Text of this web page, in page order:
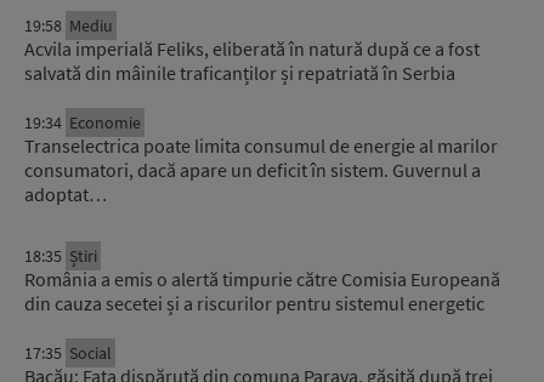
19:58 Mediu
Acvila imperială Feliks, eliberată în natură după ce a fost
salvată din mâinile traficanților și repatriată în Serbia
19:34 Economie
Transelectrica poate limita consumul de energie al marilor
consumatori, dacă apare un deficit în sistem. Guvernul a
adoptat…
18:35 Știri
România a emis o alertă timpurie către Comisia Europeană
din cauza secetei și a riscurilor pentru sistemul energetic
17:35 Social
Bacău: Fata dispărută din comuna Parava, găsită după trei